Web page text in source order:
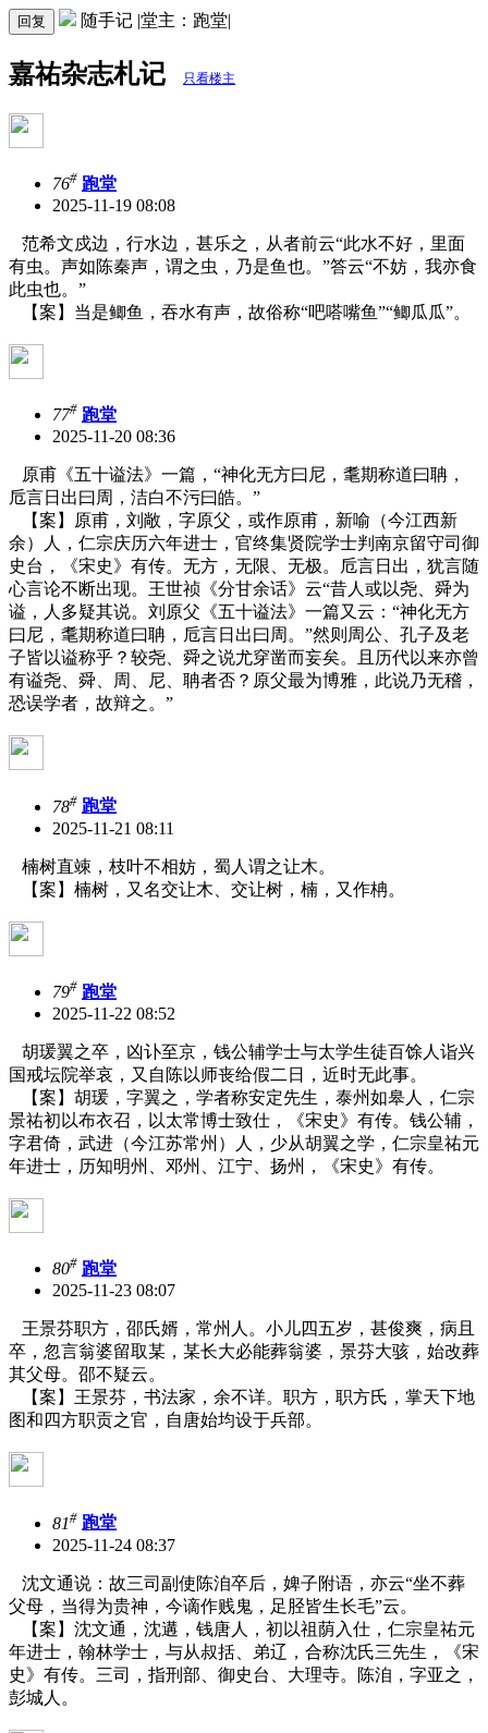
回复 随手记 |堂主：跑堂|
嘉祐杂志札记 只看楼主
76# 跑堂
2025-11-19 08:08
范希文戍边，行水边，甚乐之，从者前云“此水不好，里面
有虫。声如陈秦声，谓之虫，乃是鱼也。”答云“不妨，我亦食
此虫也。”
【案】当是鲫鱼，吞水有声，故俗称“吧嗒嘴鱼”“鲫瓜瓜”。
77# 跑堂
2025-11-20 08:36
原甫《五十谥法》一篇，“神化无方曰尼，耄期称道曰聃，
卮言日出曰周，洁白不污曰皓。”
【案】原甫，刘敞，字原父，或作原甫，新喻（今江西新
余）人，仁宗庆历六年进士，官终集贤院学士判南京留守司御
史台，《宋史》有传。无方，无限、无极。卮言日出，犹言随
心言论不断出现。王世祯《分甘余话》云“昔人或以尧、舜为
谥，人多疑其说。刘原父《五十谥法》一篇又云：“神化无方
曰尼，耄期称道曰聃，卮言日出曰周。”然则周公、孔子及老
子皆以谥称乎？较尧、舜之说尤穿凿而妄矣。且历代以来亦曾
有谥尧、舜、周、尼、聃者否？原父最为博雅，此说乃无稽，
恐误学者，故辩之。”
78# 跑堂
2025-11-21 08:11
楠树直竦，枝叶不相妨，蜀人谓之让木。
【案】楠树，又名交让木、交让树，楠，又作柟。
79# 跑堂
2025-11-22 08:52
胡瑗翼之卒，凶讣至京，钱公辅学士与太学生徒百馀人诣兴
国戒坛院举哀，又自陈以师丧给假二日，近时无此事。
【案】胡瑗，字翼之，学者称安定先生，泰州如皋人，仁宗
景祐初以布衣召，以太常博士致仕，《宋史》有传。钱公辅，
字君倚，武进（今江苏常州）人，少从胡翼之学，仁宗皇祐元
年进士，历知明州、邓州、江宁、扬州，《宋史》有传。
80# 跑堂
2025-11-23 08:07
王景芬职方，邵氏婿，常州人。小儿四五岁，甚俊爽，病且
卒，忽言翁婆留取某，某长大必能葬翁婆，景芬大骇，始改葬
其父母。邵不疑云。
【案】王景芬，书法家，余不详。职方，职方氏，掌天下地
图和四方职贡之官，自唐始均设于兵部。
81# 跑堂
2025-11-24 08:37
沈文通说：故三司副使陈洎卒后，婢子附语，亦云“坐不葬
父母，当得为贵神，今谪作贱鬼，足胫皆生长毛”云。
【案】沈文通，沈遘，钱唐人，初以祖荫入仕，仁宗皇祐元
年进士，翰林学士，与从叔括、弟辽，合称沈氏三先生，《宋
史》有传。三司，指刑部、御史台、大理寺。陈洎，字亚之，
彭城人。